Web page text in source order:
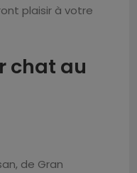
plaisir à votre
chat au
de Gran